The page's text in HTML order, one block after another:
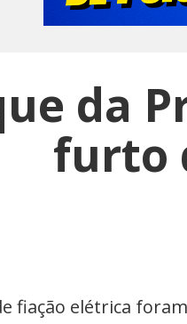
da
furto
fiação elétrica